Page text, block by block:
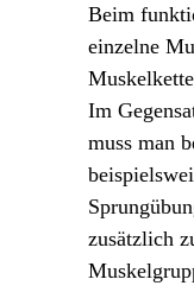
Beim
einzelne
Im
muss man
zusätzlich